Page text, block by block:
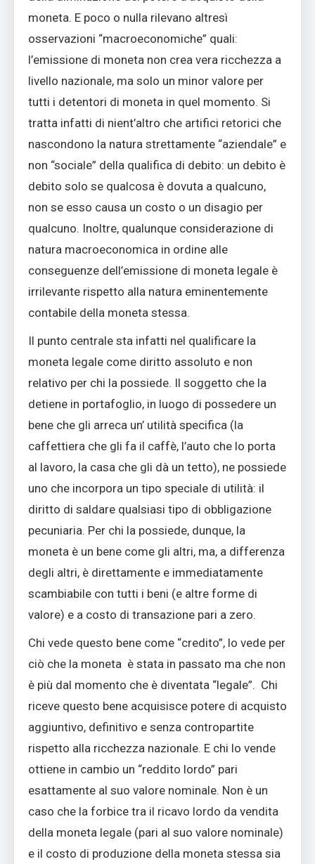
moneta. E poco o nulla rilevano altresì
osservazioni “macroeconomiche” quali:
l’emissione di moneta non crea vera ricchezza a
livello nazionale, ma solo un minor valore per
tutti i detentori di moneta in quel momento. Si
tratta infatti di nient’altro che artifici retorici che
nascondono la natura strettamente “aziendale” e
non “sociale” della qualifica di debito: un debito è
debito solo se qualcosa è dovuta a qualcuno,
non se esso causa un costo o un disagio per
qualcuno. Inoltre, qualunque considerazione di
natura macroeconomica in ordine alle
conseguenze dell’emissione di moneta legale è
irrilevante rispetto alla natura eminentemente
contabile della moneta stessa.
Il punto centrale sta infatti nel qualificare la
moneta legale come diritto assoluto e non
relativo per chi la possiede. Il soggetto che la
detiene in portafoglio, in luogo di possedere un
bene che gli arreca un’ utilità specifica (la
caffettiera che gli fa il caffè, l’auto che lo porta
al lavoro, la casa che gli dà un tetto), ne possiede
uno che incorpora un tipo speciale di utilità: il
diritto di saldare qualsiasi tipo di obbligazione
pecuniaria. Per chi la possiede, dunque, la
moneta è un bene come gli altri, ma, a differenza
degli altri, è direttamente e immediatamente
scambiabile con tutti i beni (e altre forme di
valore) e a costo di transazione pari a zero.
Chi vede questo bene come “credito”, lo vede per
ciò che la moneta è stata in passato ma che non
è più dal momento che è diventata “legale”. Chi
riceve questo bene acquisisce potere di acquisto
aggiuntivo, definitivo e senza contropartite
rispetto alla ricchezza nazionale. E chi lo vende
ottiene in cambio un “reddito lordo” pari
esattamente al suo valore nominale. Non è un
caso che la forbice tra il ricavo lordo da vendita
della moneta legale (pari al suo valore nominale)
e il costo di produzione della moneta stessa sia